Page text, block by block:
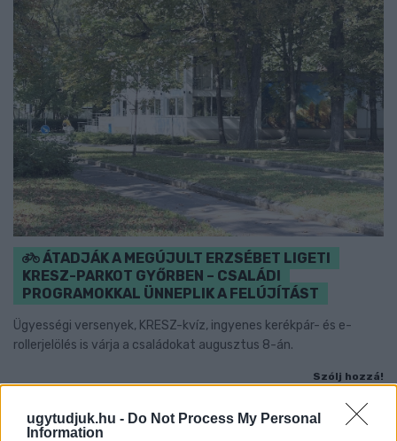
ugytudjuk.hu - Do Not Process My Personal
Information
ÁTADJÁK A MEGÚJULT ERZSÉBET LIGETI
KRESZ-PARKOT GYŐRBEN – CSALÁDI
PROGRAMOKKAL ÜNNEPLIK A FELÚJÍTÁST
Ügyességi versenyek, KRESZ-kvíz, ingyenes kerékpár- és e-
rollerjelölés is várja a családokat augusztus 8-án.
Szólj hozzá!